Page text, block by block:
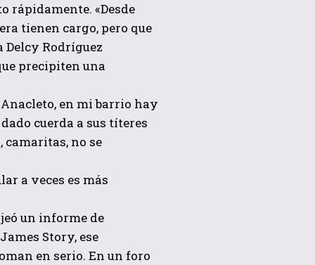
rápidamente. «Desde
tienen cargo, pero que
Rodríguez
precipiten una
en mi barrio hay
cuerda a sus títeres
camaritas, no se
a veces es más
un informe de
Story, ese
en serio. En un foro